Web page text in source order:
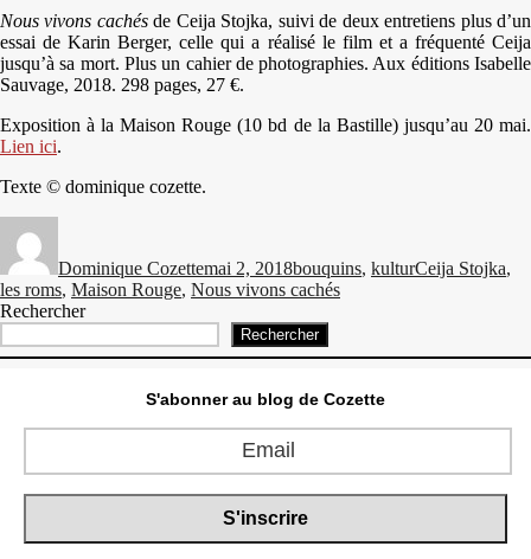
Nous vivons cachésde Ceija Stojka, suivi de deux entretiens plus d’un
essai de Karin Berger, celle qui a réalisé le film et a fréquenté Ceija
jusqu’à sa mort. Plus un cahier de photographies. Aux éditions Isabelle
Sauvage, 2018. 298 pages, 27 €.
Exposition à la Maison Rouge (10 bd de la Bastille) jusqu’au 20 mai.
Lien ici.
Texte © dominique cozette.
Dominique Cozettemai 2, 2018bouquins, kulturCeija Stojka,
les roms, Maison Rouge, Nous vivons cachés
Rechercher
Rechercher
S'abonner au blog de Cozette